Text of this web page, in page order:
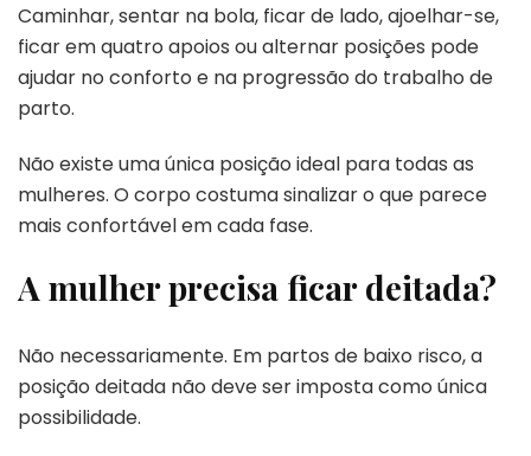
Caminhar, sentar na bola, ficar de lado, ajoelhar-se,
ficar em quatro apoios ou alternar posições pode
ajudar no conforto e na progressão do trabalho de
parto.
Não existe uma única posição ideal para todas as
mulheres. O corpo costuma sinalizar o que parece
mais confortável em cada fase.
A mulher precisa ficar deitada?
Não necessariamente. Em partos de baixo risco, a
posição deitada não deve ser imposta como única
possibilidade.